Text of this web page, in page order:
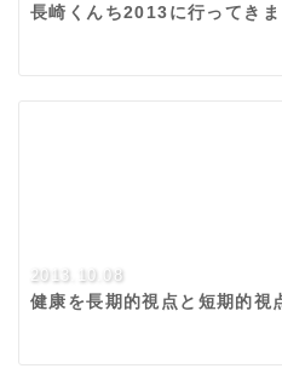
長崎くんち2013に行ってきま
2013.10.08
健康を長期的視点と短期的視